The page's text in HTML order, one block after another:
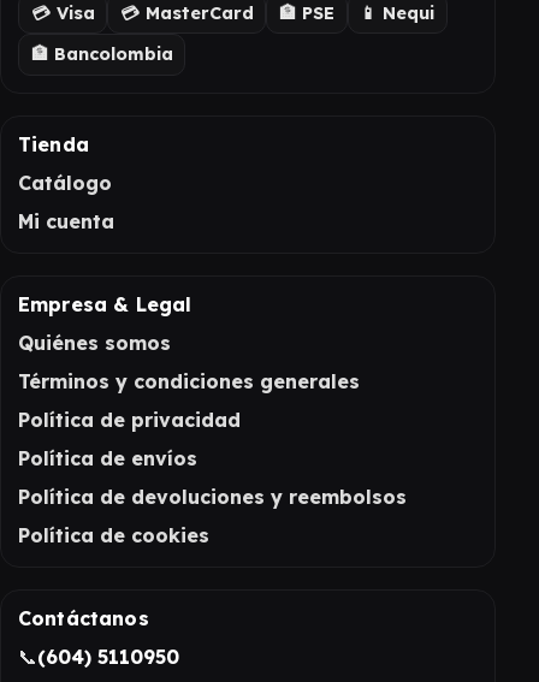
💳 Visa 💳 MasterCard 🏦 PSE
📱 Nequi
🏦 Bancolombia
Tienda
Catálogo
Mi cuenta
Empresa & Legal
Quiénes somos
Términos y condiciones generales
Política de privacidad
Política de envíos
Política de devoluciones y reembolsos
Política de cookies
Contáctanos
📞(604) 5110950